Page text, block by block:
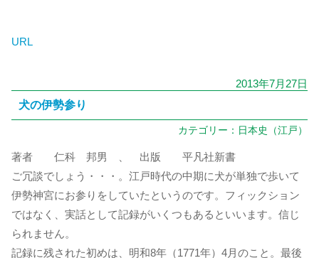
URL
2013年7月27日
犬の伊勢参り
カテゴリー： 日本史（江戸）
著者 仁科 邦男 、 出版 平凡社新書
ご冗談でしょう・・・。江戸時代の中期に犬が単独で歩いて
伊勢神宮にお参りをしていたというのです。フィックション
ではなく、実話として記録がいくつもあるといいます。信じ
られません。
記録に残された初めは、明和8年（1771年）4月のこと。最後